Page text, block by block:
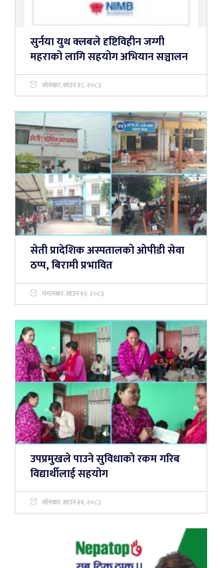
सुर्नया युथ क्लबले दृष्टिविहीन जग्गी
महराको लागि सहयोग अभियान सञ्चालन
सोमबार, साउन १८, २०८३
सेती प्रादेशिक अस्पतालको ओपीडी सेवा
ठप्प, बिरामी प्रभावित
मंगलबार, साउन १२, २०८३
उपप्रमुखले पाउने सुविधाको रकम गरिब
विद्यार्थीलाई सहयोग
सोमबार, साउन ११, २०८३